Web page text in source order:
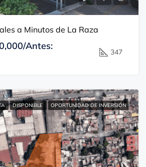
a Minutos de La Raza
Antes:
347
DISPONIBLE OPORTUNIDAD DE INVERSIÓN